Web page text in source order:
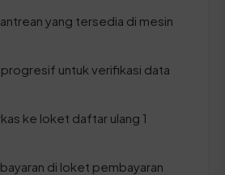
yang tersedia di mesin
untuk verifikasi data
ke loket daftar ulang 1
di loket pembayaran